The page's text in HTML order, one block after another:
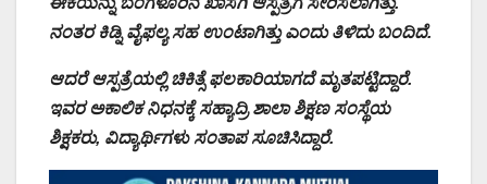
ನಂತರ ಕಿಡ್ನಿ ವೈಫಲ್ಯ ಸಹ ಉಂಟಾಗಿತ್ತು ಎಂದು ತಿಳಿದು ಬಂದಿದೆ.
ಆದರೆ ಆಸ್ಪತ್ರೆಯಲ್ಲಿ ಚಿಕಿತ್ಸೆ ಫಲಕಾರಿಯಾಗದೆ ಮೃತಪಟ್ಟಿದ್ದಾರೆ.
ಇವರ ಅಕಾಲಿಕ ನಿಧನಕ್ಕೆ ಸಹ್ಯಾದ್ರಿ ಶಾಲಾ ಶಿಕ್ಷಣ ಸಂಸ್ಥೆಯ
ಶಿಕ್ಷಕರು, ವಿದ್ಯಾರ್ಥಿಗಳು ಸಂತಾಪ ಸೂಚಿಸಿದ್ದಾರೆ.